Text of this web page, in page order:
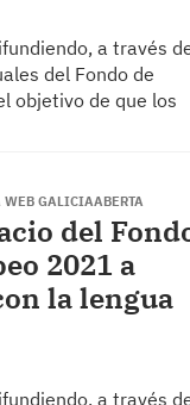
a través
del Fondo de
objetivo de que los
WEB GALICIAABERTA
del
2021 a
la lengua
a través